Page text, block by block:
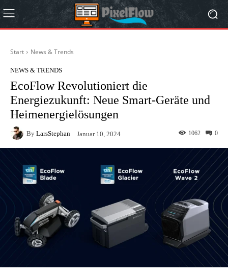
Start News & Trends
NEWS & TRENDS
EcoFlow Revolutioniert die
Energiezukunft: Neue Smart-Geräte und
Heimenergielösungen
By LarsStephan Januar 10, 2024 0
1062